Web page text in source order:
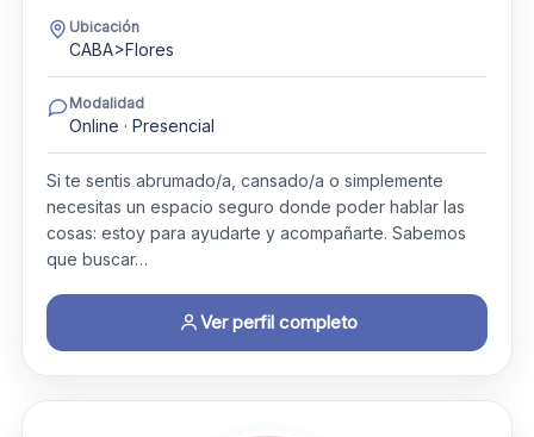
Ubicación
CABA>Flores
Modalidad
Online · Presencial
Si te sentis abrumado/a, cansado/a o simplemente
necesitas un espacio seguro donde poder hablar las
cosas: estoy para ayudarte y acompañarte. Sabemos
que buscar…
Ver perfil completo